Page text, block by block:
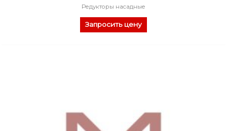
Редукторы насадные
Запросить цену